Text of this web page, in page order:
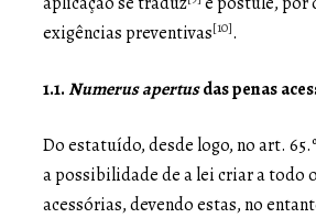
exigências preventivas[10].
1.1.Numerus apertusdas penas
Do estatuído, desde logo, no art.
a possibilidade de a lei criar a todo
acessórias, devendo estas, no